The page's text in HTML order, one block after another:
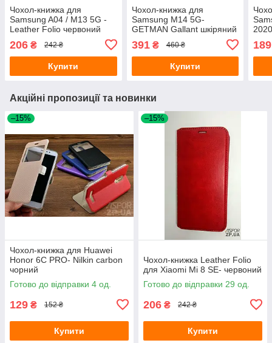
Чохол-книжка для
Samsung A04 / M13 5G -
Leather Folio червоний
206 ₴ 242 ₴
Купити
Чохол-книжка для
Samsung M14 5G-
GETMAN Gallant шкіряний
391₴ 460 ₴
Купити
189
Акційні пропозиції та новинки
–15%
Чохол-книжка для Huawei
Honor 6C PRO- Nilkin carbon
чорний
Готово до відправки 4 од.
129 ₴ 152 ₴
Купити
–15%
Чохол-книжка Leather Folio
для Xiaomi Mi 8 SE- червоний
Готово до відправки 29 од.
206 ₴ 242 ₴
Купити